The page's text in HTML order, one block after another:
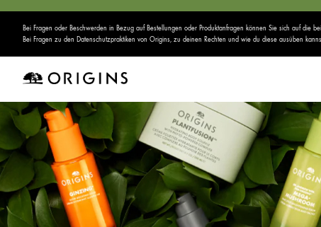
Bei Fragen oder Beschwerden in Bezug auf Bestellungen oder Produktanfragen können Sie sich auf
Bei Fragen zu den Datenschutzpraktiken von Origins, zu deinen Rechten und wie du diese ausüben